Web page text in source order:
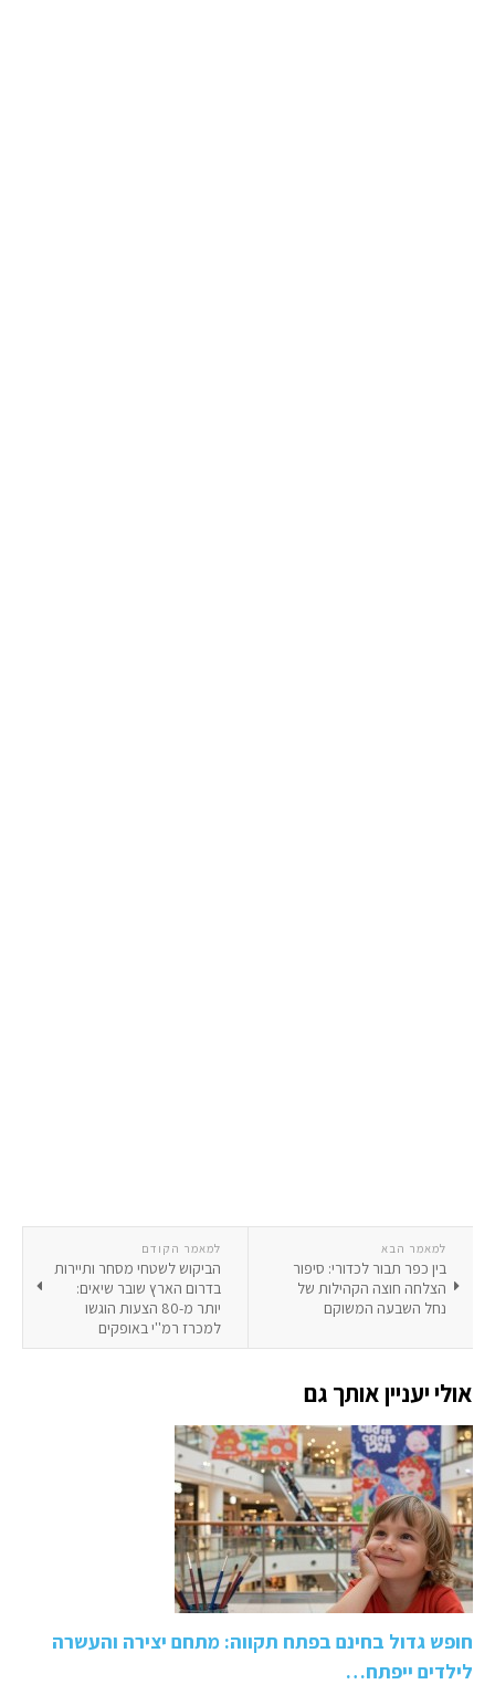
למאמר הקודם
הביקוש לשטחי מסחר ותיירות
בדרום הארץ שובר שיאים:
יותר מ-80 הצעות הוגשו
למכרז רמ''י באופקים
למאמר הבא
בין כפר תבור לכדורי: סיפור
הצלחה חוצה הקהילות של
נחל השבעה המשוקם
אולי יעניין אותך גם
חופש גדול בחינם בפתח תקווה: מתחם יצירה והעשרה
לילדים ייפתח…